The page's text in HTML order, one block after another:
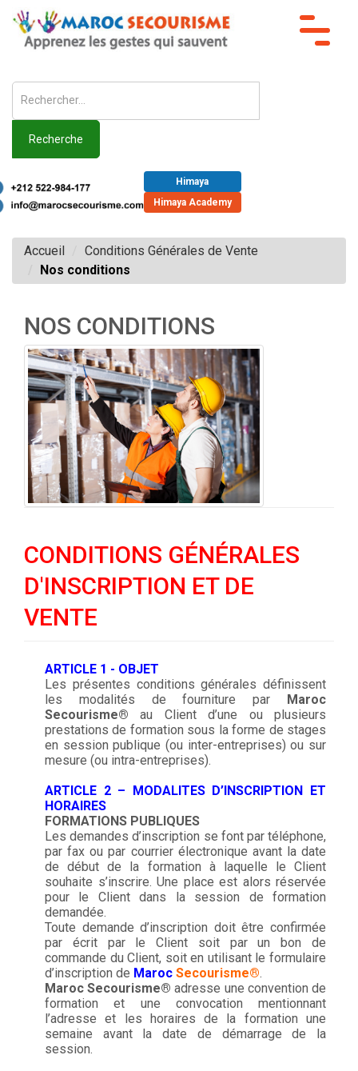
Recherche
Himaya
Himaya Academy
Toggle
Accueil
Conditions Générales de Vente
Nos conditions
NOS CONDITIONS
CONDITIONS GÉNÉRALES
D'INSCRIPTION ET DE
VENTE
ARTICLE 1 - OBJET
Les présentes conditions générales définissent
les modalités de fourniture par
Maroc
Secourisme®au Client d’une ou plusieurs
prestations de formation sous la forme de stages
en session publique (ou inter-entreprises) ou sur
mesure (ou intra-entreprises).
ARTICLE 2 – MODALITES D’INSCRIPTION ET
HORAIRES
FORMATIONS PUBLIQUES
Les demandes d’inscription se font par téléphone,
par fax ou par courrier électronique avant la date
de début de la formation à laquelle le Client
souhaite s’inscrire. Une place est alors réservée
pour le Client dans la session de formation
demandée.
Toute demande d’inscription doit être confirmée
par écrit par le Client soit par un bon de
commande du Client, soit en utilisant le formulaire
d’inscription de Maroc Secourisme®.
MarocSecourisme®adresse une convention de
formation et une convocation mentionnant
l’adresse et les horaires de la formation une
semaine avant la date de démarrage de la
session.